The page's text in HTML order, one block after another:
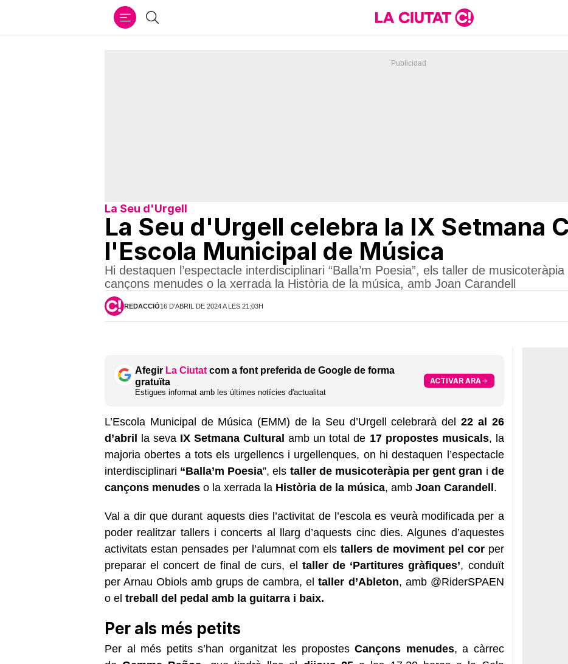
Cercar
La Seu d'Urgell
La Seu d'Urgell celebra la IX Setmana
l'Escola Municipal de Música
Hi destaquen l’espectacle interdisciplinari “Balla’m Poesia”, els taller de
cançons menudes o la xerrada la Història de la música, amb Joan Carandell
REDACCIÓ16 D'ABRIL DE 2024 A LES 21:03H
Afegir La Ciutat com a font preferida de Google de forma
gratuïta
Estigues informat amb les últimes notícies d'actualitat
ACTIVAR ARA
L’Escola Municipal de Música (EMM) de la Seu d’Urgell celebrarà del 22 al 26
d’abril
la seva IX Setmana Cultural amb un total de 17 propostes musicals, la
majoria obertes a tots els urgellencs i urgellenques, on hi destaquen l’espectacle
interdisciplinari “Balla’m Poesia”, els taller de musicoteràpia per gent gran i de
cançons menudes o la xerrada la Història de la música, amb Joan Carandell .
Val a dir que durant aquests dies l’activitat de l’escola es veurà modificada per a
poder realitzar tallers i concerts al llarg d’aquests cinc dies. Algunes d’aquestes
activitats estan pensades per l’alumnat com elstallers de moviment pel corper
preparar el concert de final de curs, el taller de ‘Partitures gràfiques’, conduït
per Arnau Obiols amb grups de cambra, eltaller d’Ableton, amb @RiderSPAEN
o el treball del pedal amb la guitarra i baix.
Per als més petits
Per al més petits s’han organitzat les propostesCançons menudes, a càrrec